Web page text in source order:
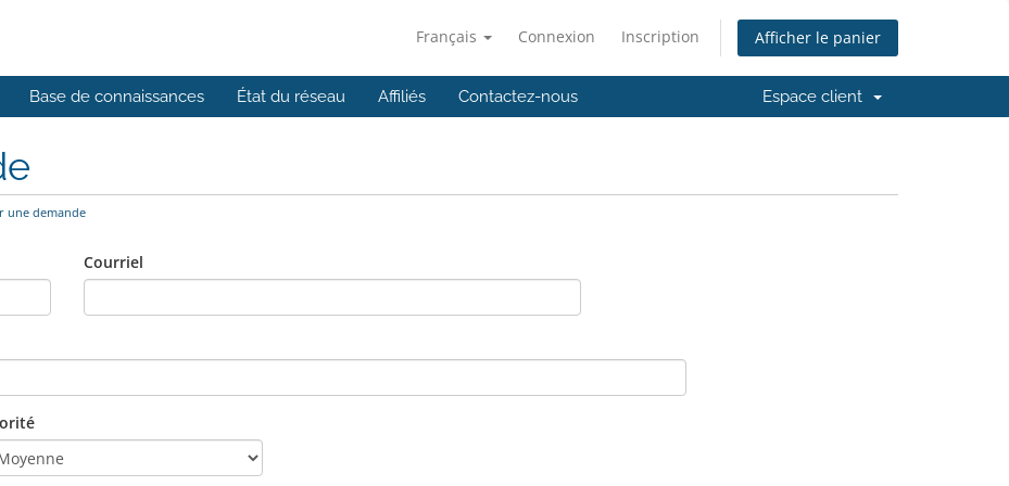
Français Connexion Inscription Afficher le panier
Base de connaissances État du réseau Affiliés Contactez-nous Espace client
une demande
Courriel